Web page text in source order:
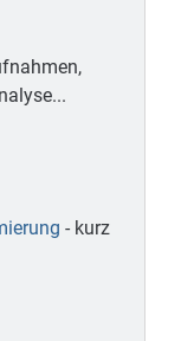
- kurz